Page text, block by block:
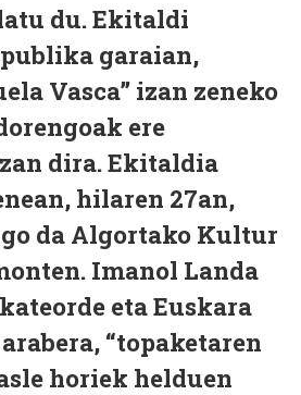
du. Ekitaldi
garaian,
Vasca” izan zeneko
ere
dira. Ekitaldia
hilaren 27an,
da Algortako Kultur
Imanol Landa
eta Euskara
“topaketaren
horiek helduen